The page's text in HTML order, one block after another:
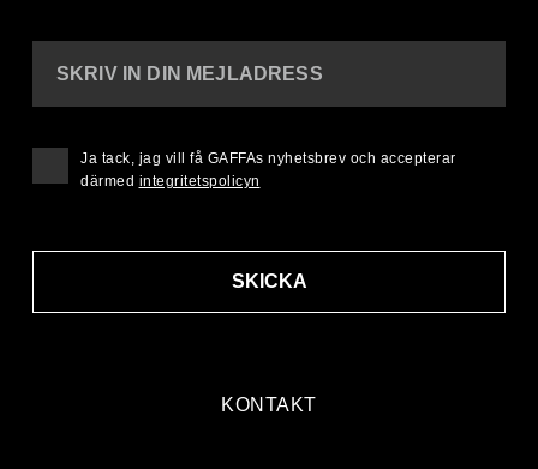
KONTAKT
SKRIV IN DIN MEJLADRESS
SKICKA
Ja tack, jag vill få GAFFAs nyhetsbrev och accepterar
därmed integritetspolicyn